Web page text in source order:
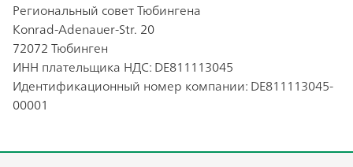
Региональный совет Тюбингена
Konrad-Adenauer-Str. 20
72072 Тюбинген
ИНН плательщика НДС: DE811113045
Идентификационный номер компании: DE811113045-
00001